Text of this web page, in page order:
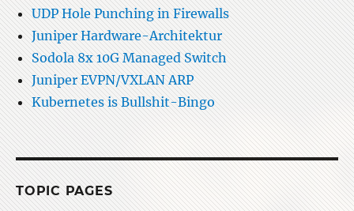
UDP Hole Punching in Firewalls
Juniper Hardware-Architektur
Sodola 8x 10G Managed Switch
Juniper EVPN/VXLAN ARP
Kubernetes is Bullshit-Bingo
TOPIC PAGES